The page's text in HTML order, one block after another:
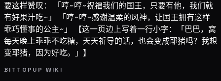
要这样赞叹： 「哼~哼~祝福我们的国王，只要有他，我们就
有好果汁吃~」 「哼~哼~感谢温柔的风神，让国王拥有这样
乖巧懂事的公主~」 【这一页边上写着一行小字：「巴巴，窝
每天晚上乖乖不吃糖，天天祈导的话，也会变成耶猪吗？我想
变耶猪，因为好吃。」】
BITTOPUP WIKI